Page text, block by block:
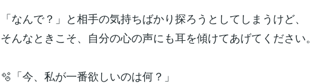
「なんで？」と相手の気持ちばかり探ろうとしてしまうけど、
そんなときこそ、自分の心の声にも耳を傾けてあげてください。
🫧「今、私が一番欲しいのは何？」